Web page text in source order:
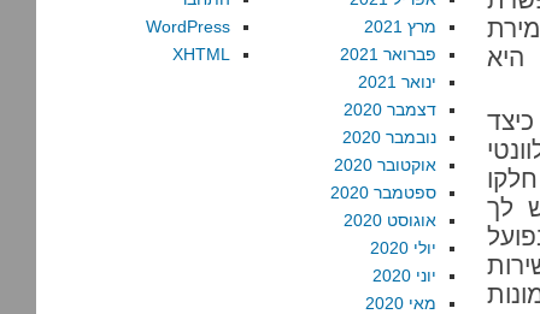
היא
לך
מרץ 2021
פברואר 2021
ינואר 2021
דצמבר 2020
נובמבר 2020
אוקטובר 2020
ספטמבר 2020
אוגוסט 2020
יולי 2020
יוני 2020
מאי 2020
WordPress
XHTML